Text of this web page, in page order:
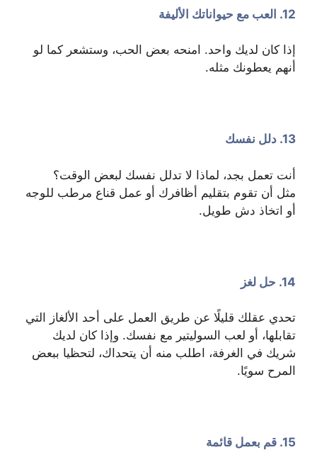
12. العب مع حيواناتك الأليفة
إذا كان لديك واحد. امنحه بعض الحب، وستشعر كما لو
أنهم يعطونك مثله.
13. دلل نفسك
أنت تعمل بجد، لماذا لا تدلل نفسك لبعض الوقت؟
مثل أن تقوم بتقليم أظافرك أو عمل قناع مرطب للوجه
أو اتخاذ دش طويل.
14. حل لغز
تحدي عقلك قليلًا عن طريق العمل على أحد الألغاز التي
تقابلها، أو لعب السوليتير مع نفسك. وإذا كان لديك
شريك في الغرفة، اطلب منه أن يتحداك، لتحظيا ببعض
المرح سويًا.
15. قم بعمل قائمة